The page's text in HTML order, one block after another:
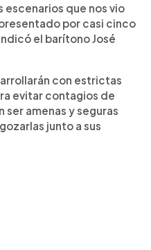
escenarios que nos vio
por casi cinco
el barítono José
con estrictas
evitar contagios de
amenas y seguras
junto a sus